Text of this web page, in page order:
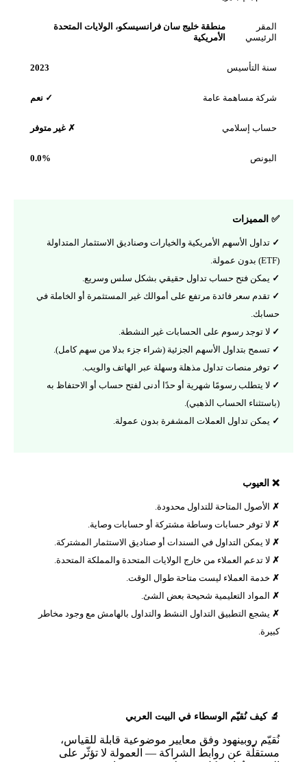
المقر
الرئيسي
منطقة خليج سان فرانسيسكو، الولايات المتحدة
الأمريكية
سنة التأسيس 2023
شركة مساهمة عامة ✓ نعم
حساب إسلامي ✗ غير متوفر
البونص 0.0%
✅ المميزات
تداول الأسهم الأمريكية والخيارات وصناديق الاستثمار المتداولة
(ETF) بدون عمولة.
يمكن فتح حساب تداول حقيقي بشكل سلس وسريع.
تقدم سعر فائدة مرتفع على أموالك غير المستثمرة أو الخاملة في
حسابك.
لا توجد رسوم على الحسابات غير النشطة.
تسمح بتداول الأسهم الجزئية (شراء جزء بدلا من سهم كامل).
توفر منصات تداول مذهلة وسهلة عبر الهاتف والويب.
لا يتطلب رسومًا شهرية أو حدًا أدنى لفتح حساب أو الاحتفاظ به
(باستثناء الحساب الذهبي).
يمكن تداول العملات المشفرة بدون عمولة.
❌ العيوب
الأصول المتاحة للتداول محدودة.
لا توفر حسابات وساطة مشتركة أو حسابات وصاية.
لا يمكن التداول في السندات أو صناديق الاستثمار المشتركة.
لا تدعم العملاء من خارج الولايات المتحدة والمملكة المتحدة.
خدمة العملاء ليست متاحة طوال الوقت.
المواد التعليمية شحيحة بعض الشئ.
يشجع التطبيق التداول النشط والتداول بالهامش مع وجود مخاطر
كبيرة.
🔬 كيف نُقيّم الوسطاء في البيت العربي
نُقيّم روبينهود وفق معايير موضوعية قابلة للقياس،
مستقلّة عن روابط الشراكة — العمولة لا تؤثّر على